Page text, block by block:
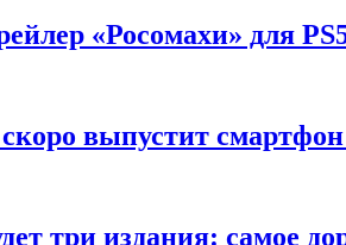
«Росомахи» для
выпустит смартфон
три издания: самое